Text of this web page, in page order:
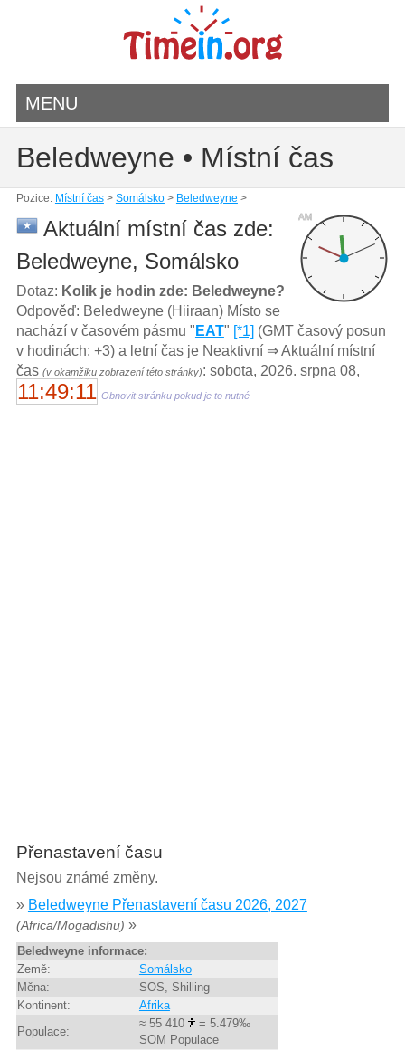
MENU
Beledweyne • Místní čas
Pozice: Místní čas> Somálsko> Beledweyne >
AM
Aktuální místní čas zde:
Beledweyne, Somálsko
Dotaz: Kolik je hodin zde: Beledweyne?
Odpověď: Beledweyne (Hiiraan) Místo se
nachází v časovém pásmu " EAT" [*1] (GMT časový posun
v hodinách: +3) a letní čas je Neaktivní ⇒ Aktuální místní
čas (v okamžiku zobrazení této stránky): sobota, 2026. srpna 08,
11:49:11 Obnovit stránku pokud je to nutné
Přenastavení času
Nejsou známé změny.
» Beledweyne Přenastavení času 2026, 2027
(Africa/Mogadishu) »
Beledweyne informace:
Země:
Somálsko
Měna:
SOS, Shilling
Kontinent:
Afrika
Populace:
≈ 55 410
= 5.479‰
SOM Populace